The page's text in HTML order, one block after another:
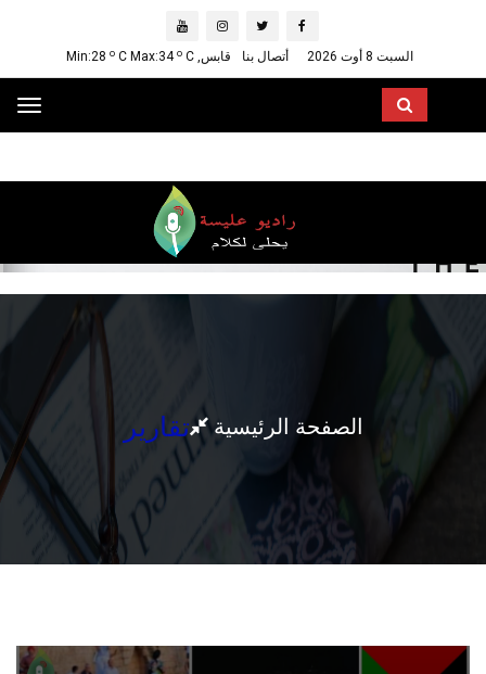
السبت 8 أوت 2026 أتصال بنا قابس, Min:28 oC Max:34 oC
الصفحة الرئيسية تقارير